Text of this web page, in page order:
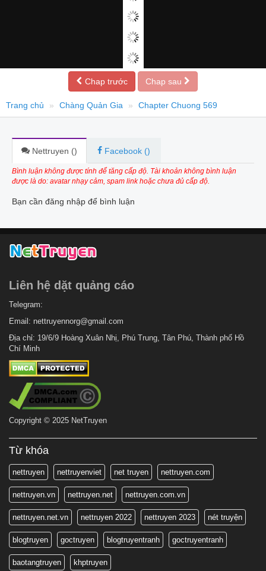
Chap trước Chap sau
Trang chủ Chàng Quản Gia Chapter Chuong 569
Nettruyen () Facebook ()
Bình luận không được tính để tăng cấp độ. Tài khoản không bình luận
được là do: avatar nhạy cảm, spam link hoặc chưa đủ cấp độ.
Bạn cần đăng nhập để bình luận
Liên hệ dặt quảng cáo
Telegram:
Email: nettruyennorg@gmail.com
Địa chỉ: 19/6/9 Hoàng Xuân Nhị, Phú Trung, Tân Phú, Thành phố Hồ
Chí Minh
Copyright © 2025 NetTruyen
Từ khóa
nettruyen nettruyenviet net truyen nettruyen.com
nettruyen.vn nettruyen.net nettruyen.com.vn
nettruyen.net.vn nettruyen 2022 nettruyen 2023 nét truyện
blogtruyen goctruyen blogtruyentranh goctruyentranh
baotangtruyen khptruyen